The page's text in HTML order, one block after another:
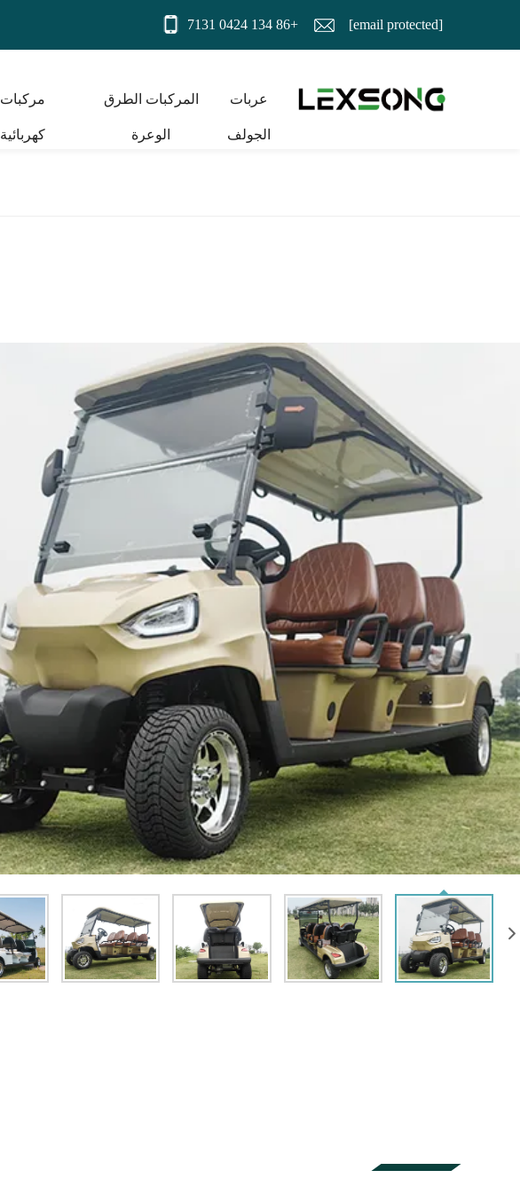
[email protected]
+86 134 0424 7131
عربات
الجولف
المركبات الطرق
الوعرة
مركبات
كهربائية